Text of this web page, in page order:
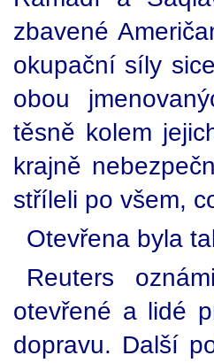
zbavené
okupační síly
obou
těsně kolem
krajně
stříleli po všem,
Otevřena byla
Reuters
otevřené a lidé
dopravu. Další